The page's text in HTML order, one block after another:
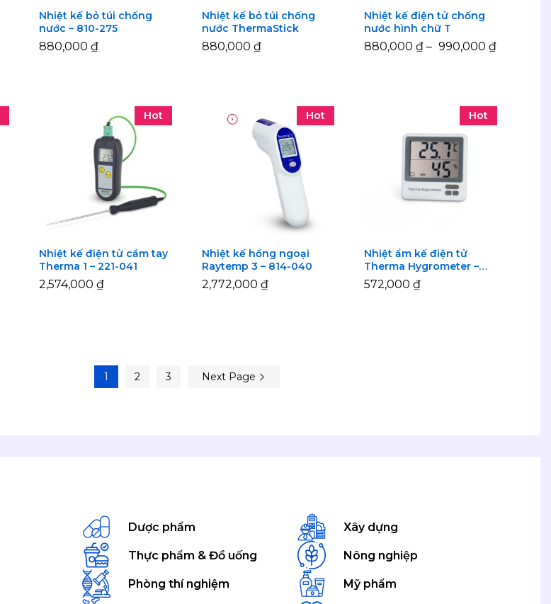
Nhiệt kế bỏ túi chống
nước – 810-275
880,000₫
880,000₫
Nhiệt kế bỏ túi chống
nước ThermaStick
880,000 ₫
880,000 ₫
Nhiệt kế điện tử chống
nước hình chữ T
880,000₫ – 990,000₫
880,000₫ 990,000₫
Hot
Nhiệt kế điện tử cầm tay
Therma 1 – 221-041
2,574,000₫
2,574,000₫
Hot
Nhiệt kế hồng ngoại
Raytemp 3 – 814-040
2,772,000 ₫
2,772,000 ₫
Hot
Nhiệt ẩm kế điện tử
Therma Hygrometer –
810-145
572,000₫
572,000₫
1 2 3 Next Page
Dược phẩm
Thực phẩm & Đồ uống
Phòng thí nghiệm
Xây dựng
Nông nghiệp
Mỹ phẩm